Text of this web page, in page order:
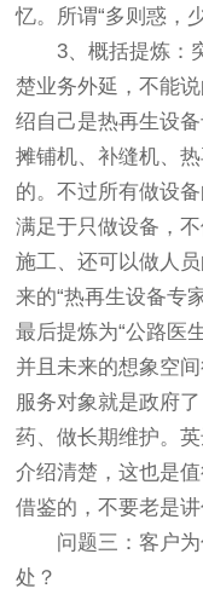
忆。所谓“多则惑，
3、概括提炼：
楚业务外延，不能
绍自己是热再生设
摊铺机、补缝机、
的。不过所有做设
满足于只做设备，
施工、还可以做人
来的“热再生设备专
最后提炼为“公路医
并且未来的想象空
服务对象就是政府
药、做长期维护。
介绍清楚，这也是
借鉴的，不要老是讲
问题三：客户
处？